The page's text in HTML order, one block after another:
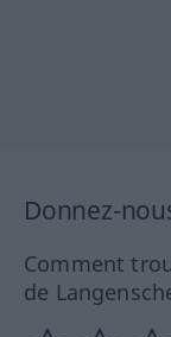
Donnez-
Comment
de